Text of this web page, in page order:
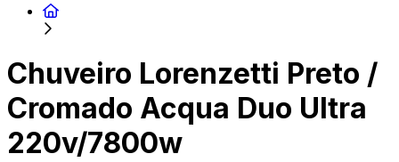
Chuveiro Lorenzetti Preto /
Cromado Acqua Duo Ultra
220v/7800w